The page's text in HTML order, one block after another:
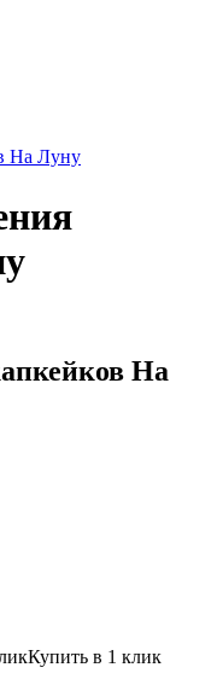
На Луну
На
Купить в 1 клик